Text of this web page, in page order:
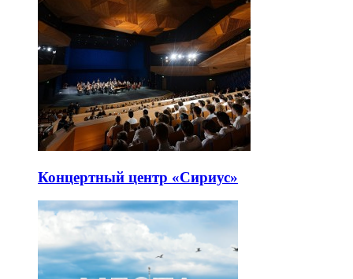
Концертный центр «Сириус»